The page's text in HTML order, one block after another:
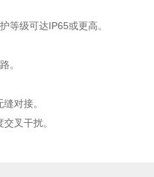
等级可达IP65或更高。
。
对接。
叉干扰。